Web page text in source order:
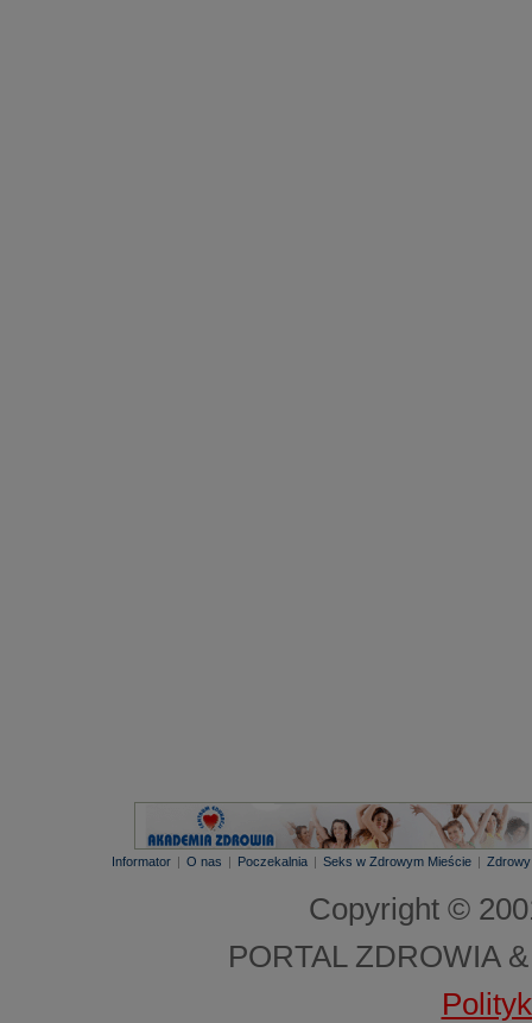
Informator | O nas | Poczekalnia | Seks w Zdrowym Mieście |
Copyright ©
PORTAL ZDROWIA